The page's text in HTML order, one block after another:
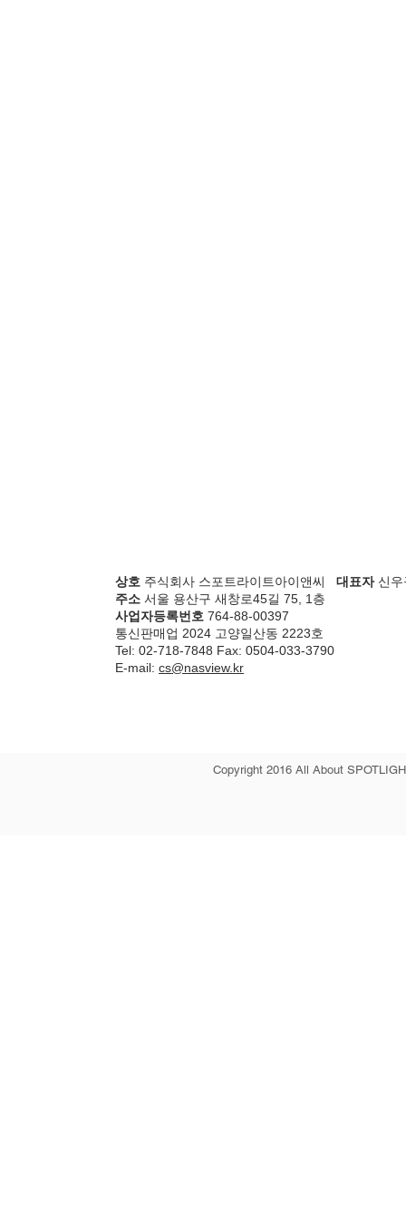
상호 주식회사 스포트라이트아이앤씨 대표자신우
주소 서울 용산구 새창로45길 75, 1층
사업자등록번호 764-88-00397
통신판매업 2024 고양일산동 2223호
Tel: 02-718-7848 Fax: 0504-033-3790
E-mail: cs@nasview.kr
Copyright 2016 All About